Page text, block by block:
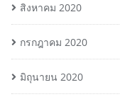
สิงหาคม 2020
กรกฎาคม 2020
มิถุนายน 2020